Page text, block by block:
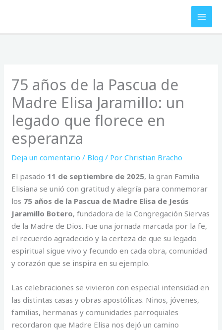
75 años de la Pascua de
Madre Elisa Jaramillo: un
legado que florece en
esperanza
Deja un comentario / Blog / PorChristian Bracho
El pasado 11 de septiembre de 2025, la gran Familia
Elisiana se unió con gratitud y alegría para conmemorar
los 75 años de la Pascua de Madre Elisa de Jesús
Jaramillo Botero, fundadora de la Congregación Siervas
de la Madre de Dios. Fue una jornada marcada por la fe,
el recuerdo agradecido y la certeza de que su legado
espiritual sigue vivo y fecundo en cada obra, comunidad
y corazón que se inspira en su ejemplo.
Las celebraciones se vivieron con especial intensidad en
las distintas casas y obras apostólicas. Niños, jóvenes,
familias, hermanas y comunidades parroquiales
recordaron que Madre Elisa nos dejó un camino